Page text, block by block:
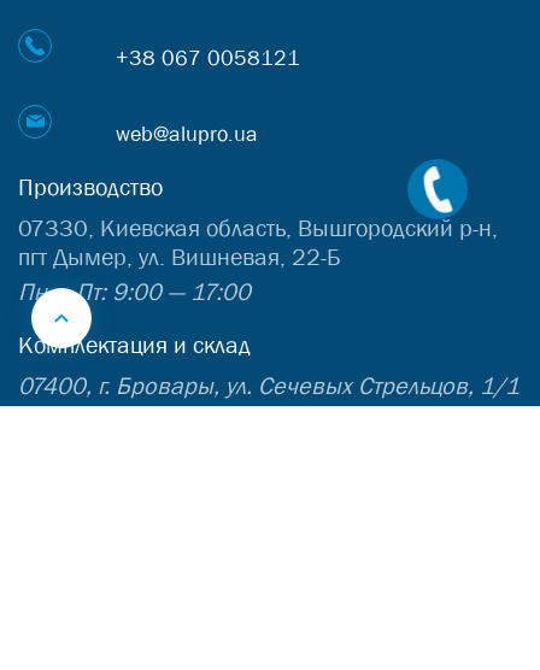
+38 067 0058121
web@alupro.ua
Производство
07330, Киевская область, Вышгородский р-н,
пгт Дымер, ул. Вишневая, 22-Б
Пн — Пт: 9:00 — 17:00
Комплектация и склад
07400, г. Бровары, ул. Сечевых Стрельцов, 1/1
Пн — Пт: 9:00 — 17:00